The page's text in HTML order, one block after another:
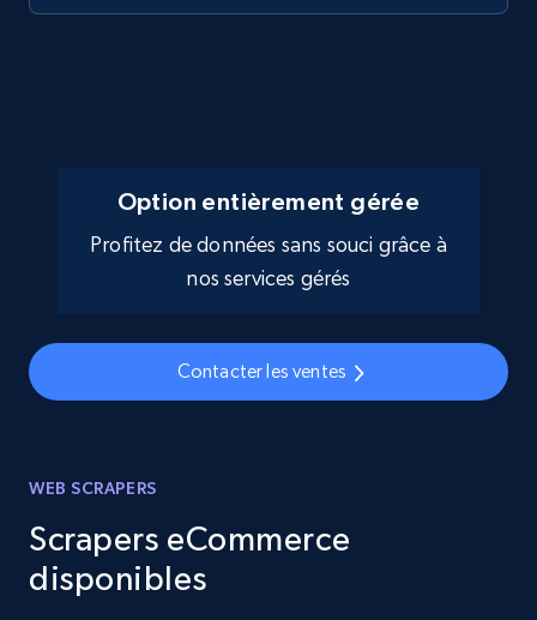
Option entièrement gérée
Profitez de données sans souci grâce à
nos services gérés
Contacter les ventes
WEB SCRAPERS
Scrapers eCommerce
disponibles